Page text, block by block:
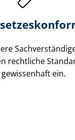
rechtliche
gewissenhaft ein.